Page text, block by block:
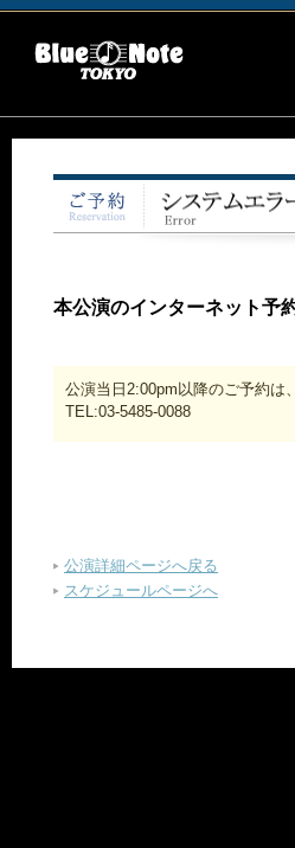
本公演のインターネット予
公演当日2:00pm以降のご予約は
TEL:03-5485-0088
公演詳細ページへ戻る
スケジュールページへ